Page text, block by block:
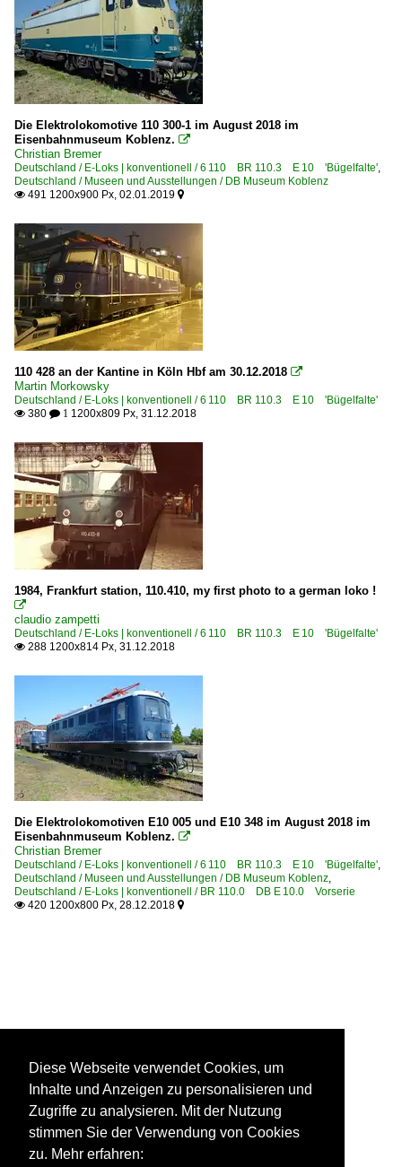
Die Elektrolokomotive 110 300-1 im August 2018 im
Eisenbahnmuseum Koblenz. 
Christian Bremer
Deutschland / E-Loks | konventionell / 6 110 BR 110.3 E 10 'Bügelfalte'
Deutschland / Museen und Ausstellungen / DB Museum Koblenz
 491 1200x900 Px, 02.01.2019 
110 428 an der Kantine in Köln Hbf am 30.12.2018 
Martin Morkowsky
Deutschland / E-Loks | konventionell / 6 110 BR 110.3 E 10 'Bügelfalte'
 380  1 1200x809 Px, 31.12.2018
1984, Frankfurt station, 110.410, my first photo to a german loko !

claudio zampetti
Deutschland / E-Loks | konventionell / 6 110 BR 110.3 E 10 'Bügelfalte'
 288 1200x814 Px, 31.12.2018
Die Elektrolokomotiven E10 005 und E10 348 im August 2018 im
Eisenbahnmuseum Koblenz. 
Christian Bremer
Deutschland / E-Loks | konventionell / 6 110 BR 110.3 E 10 'Bügelfalte'
Deutschland / Museen und Ausstellungen / DB Museum Koblenz
Deutschland / E-Loks | konventionell / BR 110.0 DB E 10.0 Vorserie
 420 1200x800 Px, 28.12.2018 
Diese Webseite verwendet Cookies, um
Inhalte und Anzeigen zu personalisieren und
Zugriffe zu analysieren. Mit der Nutzung
stimmen Sie der Verwendung von Cookies
zu. Mehr erfahren: